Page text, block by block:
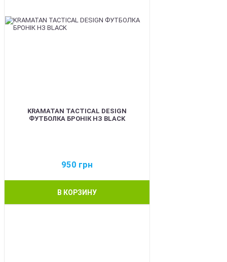
KRAMATAN TACTICAL DESIGN
ФУТБОЛКА БРОНІК НЗ BLACK
950 грн
В КОРЗИНУ